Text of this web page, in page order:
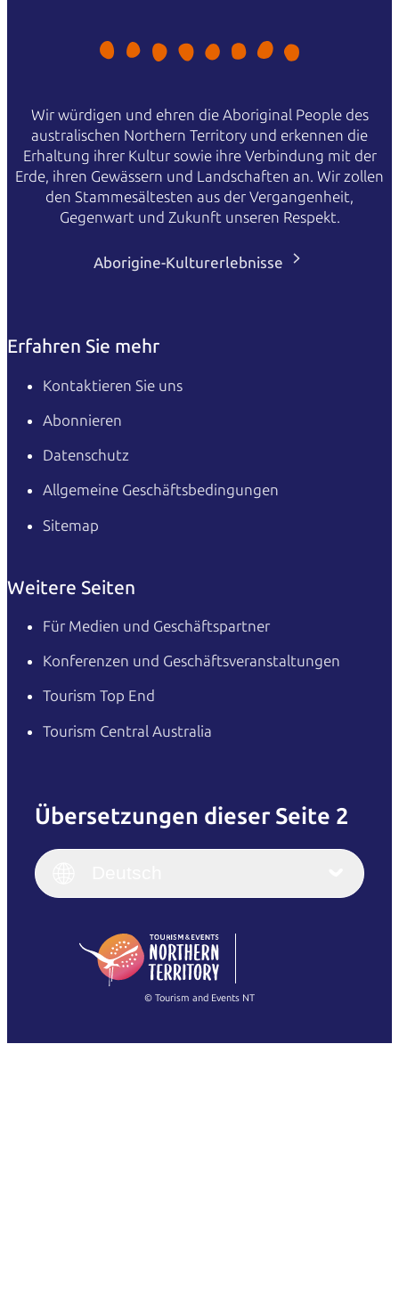
Wir würdigen und ehren die Aboriginal People des
australischen Northern Territory und erkennen die
Erhaltung ihrer Kultur sowie ihre Verbindung mit der
Erde, ihren Gewässern und Landschaften an. Wir zollen
den Stammesältesten aus der Vergangenheit,
Gegenwart und Zukunft unseren Respekt.
Aborigine-Kulturerlebnisse
Erfahren Sie mehr
Kontaktieren Sie uns
Abonnieren
Datenschutz
Allgemeine Geschäftsbedingungen
Sitemap
Weitere Seiten
Für Medien und Geschäftspartner
Konferenzen und Geschäftsveranstaltungen
Tourism Top End
Tourism Central Australia
Übersetzungen dieser Seite 2
English
(Singapore)
Français
Italiano
繁體中文
© Tourism and Events NT